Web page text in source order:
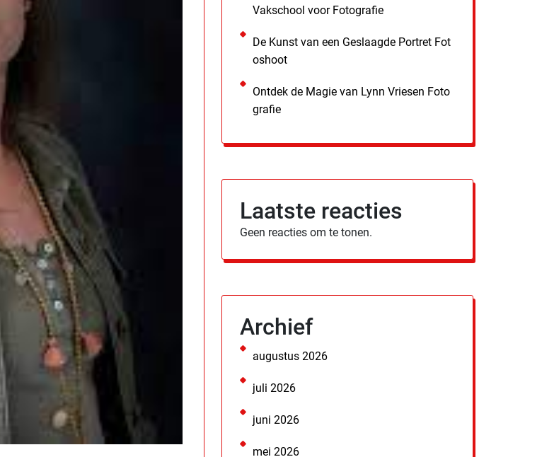
Vakschool voor Fotografie
De Kunst van een Geslaagde Portret Fot
oshoot
Ontdek de Magie van Lynn Vriesen Foto
grafie
Laatste reacties
Geen reacties om te tonen.
Archief
augustus 2026
juli 2026
juni 2026
mei 2026